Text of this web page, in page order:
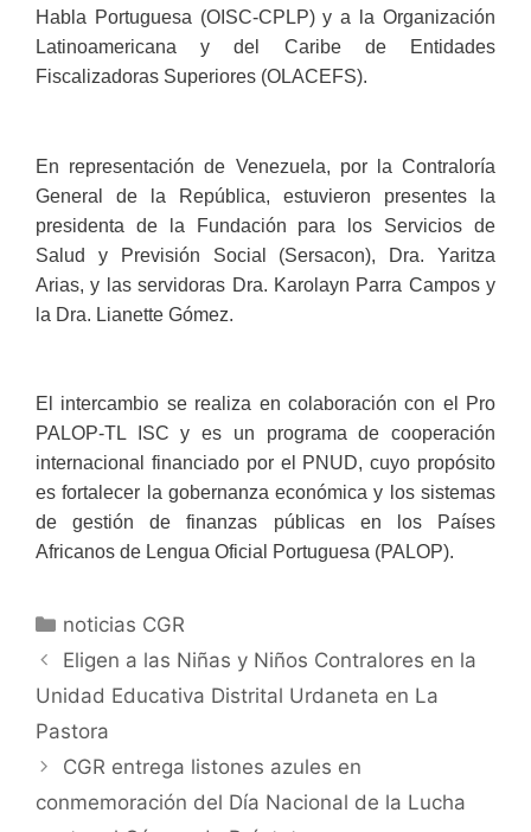
Habla Portuguesa (OISC-CPLP) y a la Organización
Latinoamericana y del Caribe de Entidades
Fiscalizadoras Superiores (OLACEFS).
En representación de Venezuela, por la Contraloría
General de la República, estuvieron presentes la
presidenta de la Fundación para los Servicios de
Salud y Previsión Social (Sersacon), Dra. Yaritza
Arias, y las servidoras Dra. Karolayn Parra Campos y
la Dra. Lianette Gómez.
El intercambio se realiza en colaboración con el Pro
PALOP-TL ISC y es un programa de cooperación
internacional financiado por el PNUD, cuyo propósito
es fortalecer la gobernanza económica y los sistemas
de gestión de finanzas públicas en los Países
Africanos de Lengua Oficial Portuguesa (PALOP).
noticias CGR
Eligen a las Niñas y Niños Contralores en la
Unidad Educativa Distrital Urdaneta en La
Pastora
CGR entrega listones azules en
conmemoración del Día Nacional de la Lucha